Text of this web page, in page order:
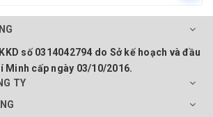
số 0314042794 do Sở kế hoạch và đầu
Minh cấp ngày 03/10/2016.
TY